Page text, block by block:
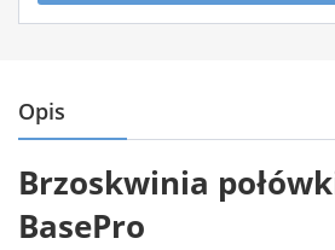
Opis
Brzoskwinia
BasePro